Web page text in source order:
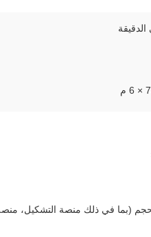
(بما في ذلك منصة التشكيل،